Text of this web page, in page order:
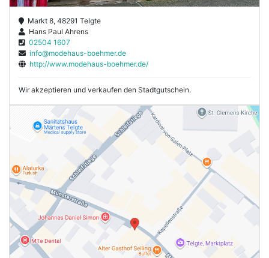
Markt 8, 48291 Telgte
Hans Paul Ahrens
02504 1607
info@modehaus-boehmer.de
http://www.modehaus-boehmer.de/
Wir akzeptieren und verkaufen den Stadtgutschein.